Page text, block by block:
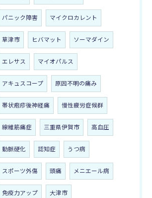
パニック障害 マイクロカレント
草津市 ヒバマット ソーマダイン
エレサス マイオパルス
アキュスコープ 原因不明の痛み
帯状疱疹後神経痛 慢性疲労症候群
線維筋痛症 三重県伊賀市 高血圧
動脈硬化 認知症 うつ病
スポーツ外傷 頭痛 メニエール病
免疫力アップ 大津市